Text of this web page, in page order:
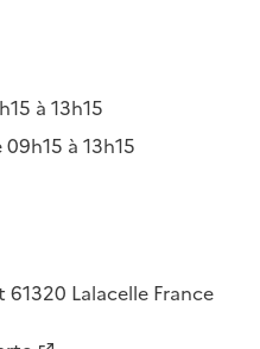
à 13h15
09h15 à 13h15
61320 Lalacelle France